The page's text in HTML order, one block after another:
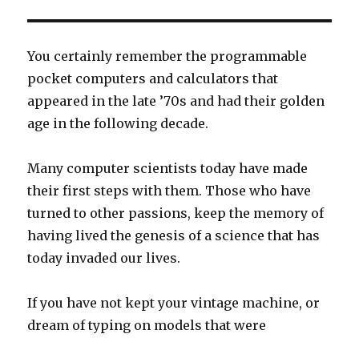
You certainly remember the programmable
pocket computers and calculators that
appeared in the late ’70s and had their golden
age in the following decade.
Many computer scientists today have made
their first steps with them. Those who have
turned to other passions, keep the memory of
having lived the genesis of a science that has
today invaded our lives.
If you have not kept your vintage machine, or
dream of typing on models that were